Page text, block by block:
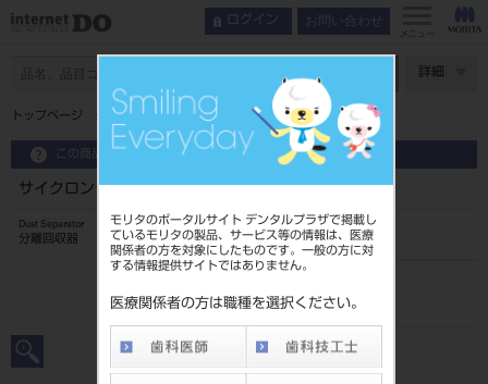
モリタのポータルサイト デンタルプラザで掲載し
ているモリタの製品、サービス等の情報は、医療
関係者の方を対象にしたものです。一般の方に対
する情報提供サイトではありません。
医療関係者の方は職種を選択ください。
ログイン お問い合わせ
メニュー
詳細
トップページ サイクロン シャトル グリーン
この商品に関するお問い合わせ
サイクロン シャトル グリーン
Dust Separator
分離回収器
201060185G
JAN/EANコード
インデックス 使用方法
製品情報